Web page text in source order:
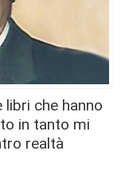
che hanno
in tanto mi
realtà